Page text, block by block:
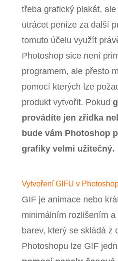
třeba grafický plakát,
utrácet peníze za další
tomuto účelu využít
Photoshop sice není
programem, ale přesto
pomocí kterých lze
produkt vytvořit. Pokud
provádíte jen zřídka
bude vám Photoshop
grafiky velmi užitečný.
Vytvoření GIFU v
GIF je animace nebo
minimálním rozlišením
barev, který se skládá z
Photoshopu lze GIF